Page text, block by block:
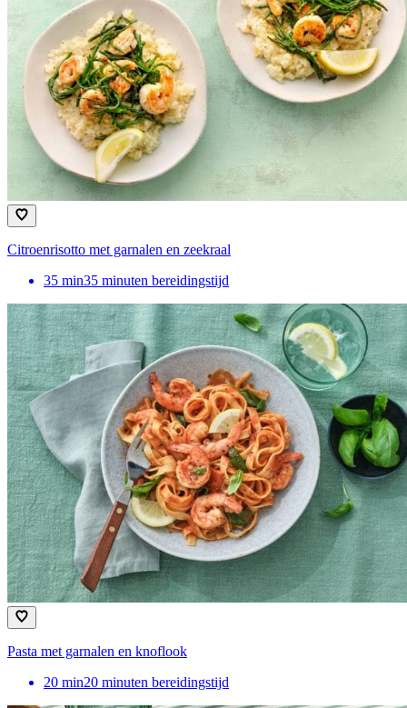
Citroenrisotto met garnalen en zeekraal
35 min35 minuten bereidingstijd
Pasta met garnalen en knoflook
20 min20 minuten bereidingstijd